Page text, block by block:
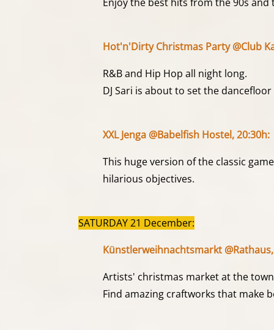
Hot'n'Dirty Christmas Party @Club
R&B and Hip Hop all night long.
DJ Sari is about to set the
XXL Jenga @Babelfish Hostel, 20:30h:
This huge version of the classic
hilarious objectives.
SATURDAY 21 December:
Künstlerweihnachtsmarkt
Artists' christmas market at the
Find amazing craftworks that make